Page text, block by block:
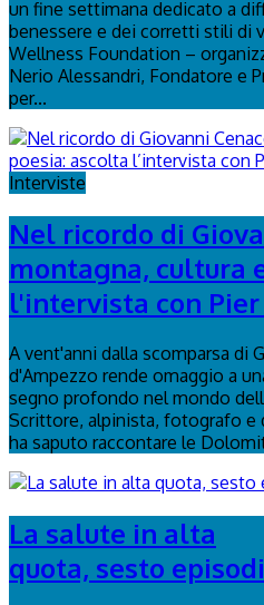
un fine settimana dedicato a
benessere e dei corretti stili di
Wellness Foundation –
Nerio Alessandri, Fondatore e
per...
Interviste
Nel ricordo di
montagna, cultura
l'intervista con Pier
A vent'anni dalla scomparsa di
d'Ampezzo rende omaggio a
segno profondo nel mondo
Scrittore, alpinista, fotografo e
ha saputo raccontare le
La salute in alta
quota, sesto